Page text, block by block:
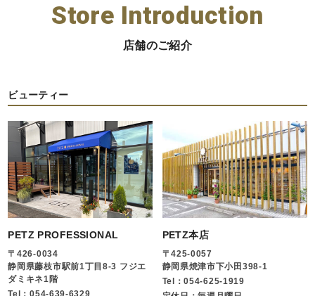
Store Introduction
店舗のご紹介
ビューティー
PETZ PROFESSIONAL
〒426-0034
静岡県藤枝市駅前1丁目8-3 フジエ
ダミキネ1階
Tel：054-639-6329
PETZ本店
〒425-0057
静岡県焼津市下小田398-1
Tel：054-625-1919